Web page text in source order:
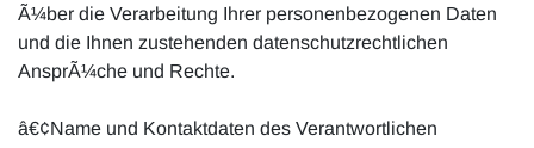
Ã¼ber die Verarbeitung Ihrer personenbezogenen Daten
und die Ihnen zustehenden datenschutzrechtlichen
AnsprÃ¼che und Rechte.
â€¢Name und Kontaktdaten des Verantwortlichen